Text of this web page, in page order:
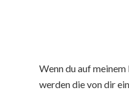
Wenn du auf
werden die von dir